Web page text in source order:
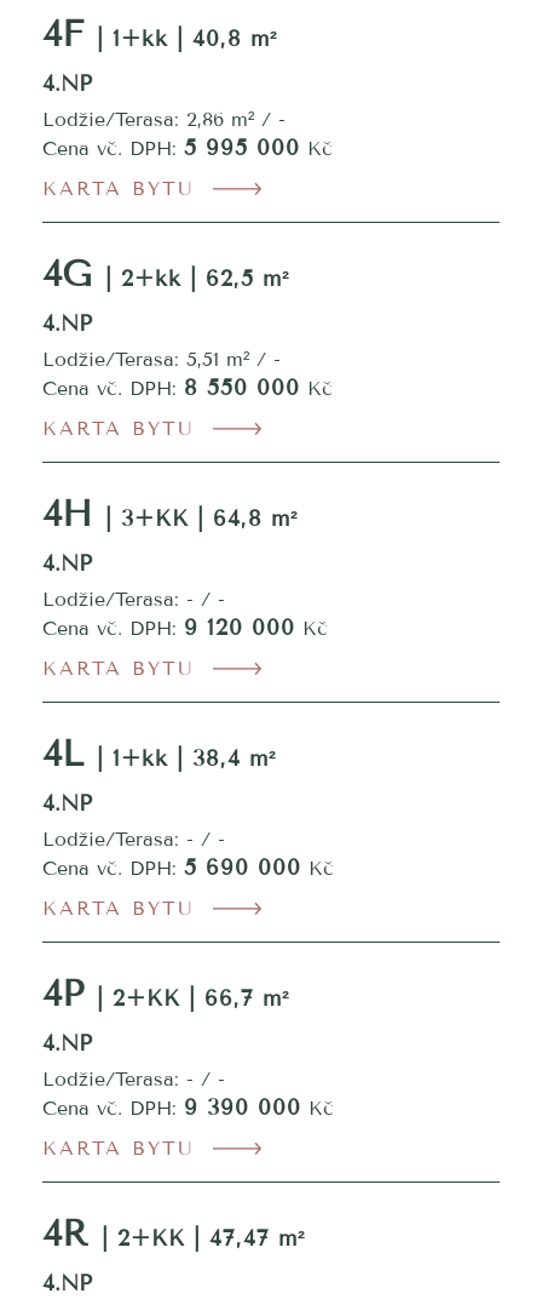
4F
| 1+kk | 40,8 m²
4.NP
Lodžie/Terasa: 2,86 m² / -
Cena vč. DPH: 5 995 000 Kč
KARTA BYTU
4G
| 2+kk | 62,5 m²
4.NP
Lodžie/Terasa: 5,51 m² / -
Cena vč. DPH: 8 550 000 Kč
KARTA BYTU
4H
| 3+KK | 64,8 m²
4.NP
Lodžie/Terasa: - / -
Cena vč. DPH: 9 120 000 Kč
KARTA BYTU
4L
| 1+kk | 38,4 m²
4.NP
Lodžie/Terasa: - / -
Cena vč. DPH: 5 690 000 Kč
KARTA BYTU
4P
| 2+KK | 66,7 m²
4.NP
Lodžie/Terasa: - / -
Cena vč. DPH: 9 390 000 Kč
KARTA BYTU
4R
| 2+KK | 47,47 m²
4.NP